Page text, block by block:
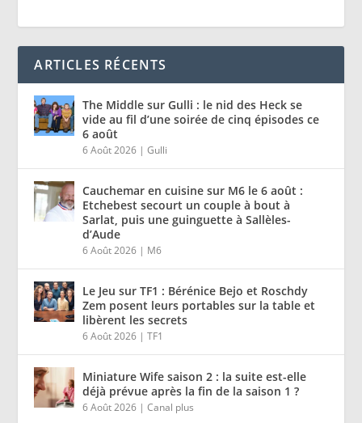
ARTICLES RÉCENTS
The Middle sur Gulli : le nid des Heck se
vide au fil d’une soirée de cinq épisodes ce
6 août
6 Août 2026 |Gulli
Cauchemar en cuisine sur M6 le 6 août :
Etchebest secourt un couple à bout à
Sarlat, puis une guinguette à Sallèles-
d’Aude
6 Août 2026 | M6
Le Jeu sur TF1 : Bérénice Bejo et Roschdy
Zem posent leurs portables sur la table et
libèrent les secrets
6 Août 2026 |TF1
Miniature Wife saison 2 : la suite est-elle
déjà prévue après la fin de la saison 1 ?
6 Août 2026 |Canal plus